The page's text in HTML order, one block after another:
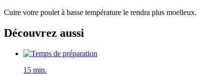
Cuire votre poulet à basse température le rendra plus moelleux.
Découvrez aussi
15 min.